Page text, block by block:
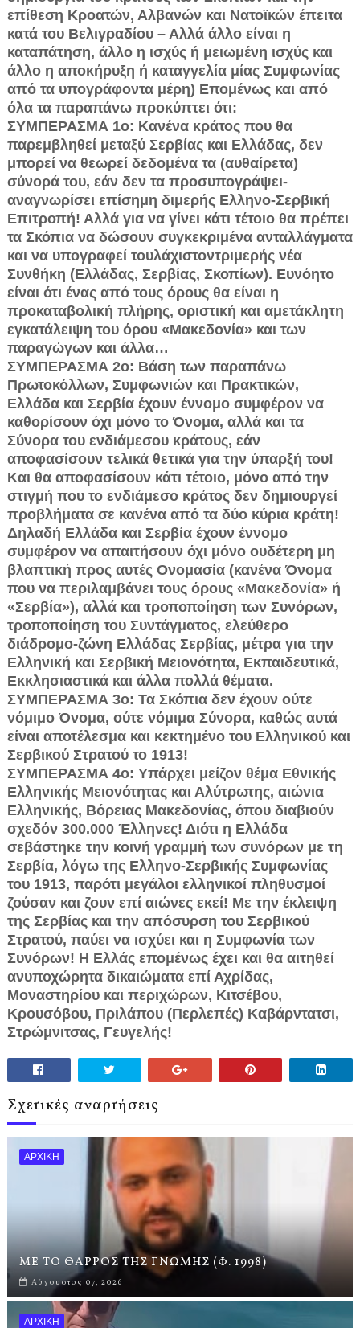
επίθεση Κροατών, Αλβανών και Νατοϊκών έπειτα
κατά του Βελιγραδίου – Αλλά άλλο είναι η
καταπάτηση, άλλο η ισχύς ή μειωμένη ισχύς και
άλλο η αποκήρυξη ή καταγγελία μίας Συμφωνίας
από τα υπογράφοντα μέρη) Επομένως και από
όλα τα παραπάνω προκύπτει ότι:
ΣΥΜΠΕΡΑΣΜΑ 1ο: Κανένα κράτος που θα
παρεμβληθεί μεταξύ Σερβίας και Ελλάδας, δεν
μπορεί να θεωρεί δεδομένα τα (αυθαίρετα)
σύνορά του, εάν δεν τα προσυπογράψει-
αναγνωρίσει επίσημη διμερής Ελληνο-Σερβική
Επιτροπή! Αλλά για να γίνει κάτι τέτοιο θα πρέπει
τα Σκόπια να δώσουν συγκεκριμένα ανταλλάγματα
και να υπογραφεί τουλάχιστοντριμερής νέα
Συνθήκη (Ελλάδας, Σερβίας, Σκοπίων). Ευνόητο
είναι ότι ένας από τους όρους θα είναι η
προκαταβολική πλήρης, οριστική και αμετάκλητη
εγκατάλειψη του όρου «Μακεδονία» και των
παραγώγων και άλλα…
ΣΥΜΠΕΡΑΣΜΑ 2ο: Βάση των παραπάνω
Πρωτοκόλλων, Συμφωνιών και Πρακτικών,
Ελλάδα και Σερβία έχουν έννομο συμφέρον να
καθορίσουν όχι μόνο το Όνομα, αλλά και τα
Σύνορα του ενδιάμεσου κράτους, εάν
αποφασίσουν τελικά θετικά για την ύπαρξή του!
Και θα αποφασίσουν κάτι τέτοιο, μόνο από την
στιγμή που το ενδιάμεσο κράτος δεν δημιουργεί
προβλήματα σε κανένα από τα δύο κύρια κράτη!
Δηλαδή Ελλάδα και Σερβία έχουν έννομο
συμφέρον να απαιτήσουν όχι μόνο ουδέτερη μη
βλαπτική προς αυτές Ονομασία (κανένα Όνομα
που να περιλαμβάνει τους όρους «Μακεδονία» ή
«Σερβία»), αλλά και τροποποίηση των Συνόρων,
τροποποίηση του Συντάγματος, ελεύθερο
διάδρομο-ζώνη Ελλάδας Σερβίας, μέτρα για την
Ελληνική και Σερβική Μειονότητα, Εκπαιδευτικά,
Εκκλησιαστικά και άλλα πολλά θέματα.
ΣΥΜΠΕΡΑΣΜΑ 3ο: Τα Σκόπια δεν έχουν ούτε
νόμιμο Όνομα, ούτε νόμιμα Σύνορα, καθώς αυτά
είναι αποτέλεσμα και κεκτημένο του Ελληνικού και
Σερβικού Στρατού το 1913!
ΣΥΜΠΕΡΑΣΜΑ 4ο: Υπάρχει μείζον θέμα Εθνικής
Ελληνικής Μειονότητας και Αλύτρωτης, αιώνια
Ελληνικής, Βόρειας Μακεδονίας, όπου διαβιούν
σχεδόν 300.000 Έλληνες! Διότι η Ελλάδα
σεβάστηκε την κοινή γραμμή των συνόρων με τη
Σερβία, λόγω της Ελληνο-Σερβικής Συμφωνίας
του 1913, παρότι μεγάλοι ελληνικοί πληθυσμοί
ζούσαν και ζουν επί αιώνες εκεί! Με την έκλειψη
της Σερβίας και την απόσυρση του Σερβικού
Στρατού, παύει να ισχύει και η Συμφωνία των
Συνόρων! Η Ελλάς επομένως έχει και θα αιτηθεί
ανυποχώρητα δικαιώματα επί Αχρίδας,
Μοναστηρίου και περιχώρων, Κιτσέβου,
Κρουσόβου, Πριλάπου (Περλεπές) Καβάρντατσι,
Στρώμνιτσας, Γευγελής!
Σχετικές αναρτήσεις
ΑΡΧΙΚΗ
ΜΕ ΤΟ ΘΑΡΡΟΣ ΤΗΣ ΓΝΩΜΗΣ (Φ. 1998)
Αύγουστος 07, 2026
ΑΡΧΙΚΗ